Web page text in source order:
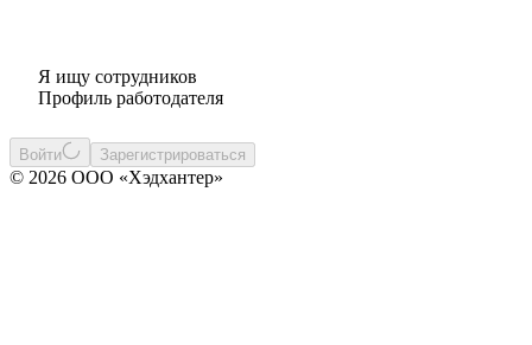
Я ищу сотрудников
Профиль работодателя
Войти Зарегистрироваться
© 2026 ООО «Хэдхантер»